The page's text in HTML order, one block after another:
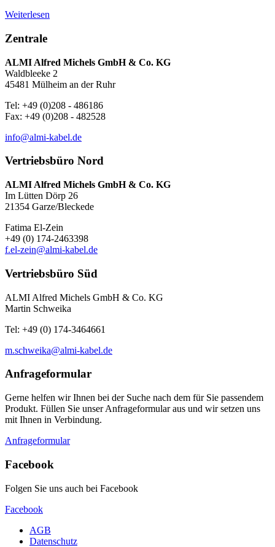
Weiterlesen
Zentrale
ALMI Alfred Michels GmbH & Co. KG
Waldbleeke 2
45481 Mülheim an der Ruhr
Tel: +49 (0)208 - 486186
Fax: +49 (0)208 - 482528
info@almi-kabel.de
Vertriebsbüro Nord
ALMI Alfred Michels GmbH & Co. KG
Im Lütten Dörp 26
21354 Garze/Bleckede
Fatima El-Zein
+49 (0) 174-2463398
f.el-zein@almi-kabel.de
Vertriebsbüro Süd
ALMI Alfred Michels GmbH & Co. KG
Martin Schweika
Tel: +49 (0) 174-3464661
m.schweika@almi-kabel.de
Anfrageformular
Gerne helfen wir Ihnen bei der Suche nach dem für Sie passendem
Produkt. Füllen Sie unser Anfrageformular aus und wir setzen uns
mit Ihnen in Verbindung.
Anfrageformular
Facebook
Folgen Sie uns auch bei Facebook
Facebook
AGB
Datenschutz